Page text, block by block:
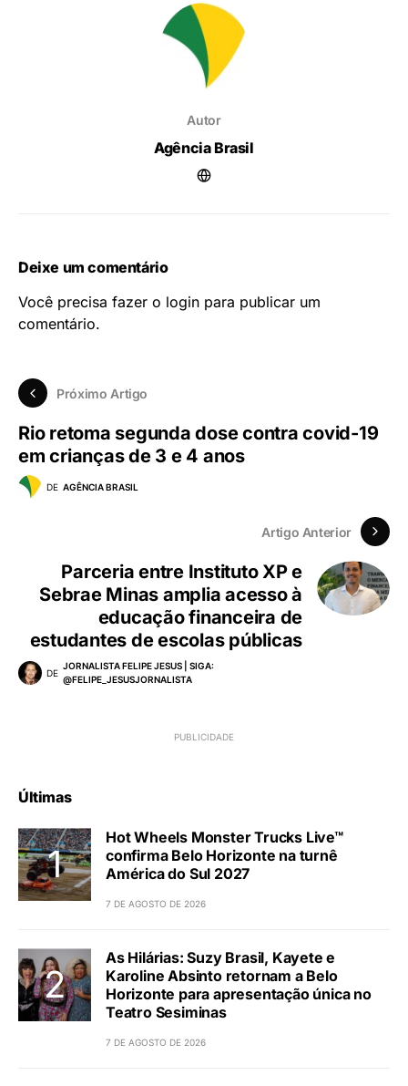
Autor
Agência Brasil
Deixe um comentário
Você precisa fazer o login para publicar um
comentário.
Próximo Artigo
Rio retoma segunda dose contra covid-19
em crianças de 3 e 4 anos
DE AGÊNCIA BRASIL
Artigo Anterior
Parceria entre Instituto XP e
Sebrae Minas amplia acesso à
educação financeira de
estudantes de escolas públicas
DE
JORNALISTA FELIPE JESUS | SIGA:
@FELIPE_JESUSJORNALISTA
Últimas
Hot Wheels Monster Trucks Live™
confirma Belo Horizonte na turnê
América do Sul 2027
7 DE AGOSTO DE 2026
As Hilárias: Suzy Brasil, Kayete e
Karoline Absinto retornam a Belo
Horizonte para apresentação única no
Teatro Sesiminas
7 DE AGOSTO DE 2026